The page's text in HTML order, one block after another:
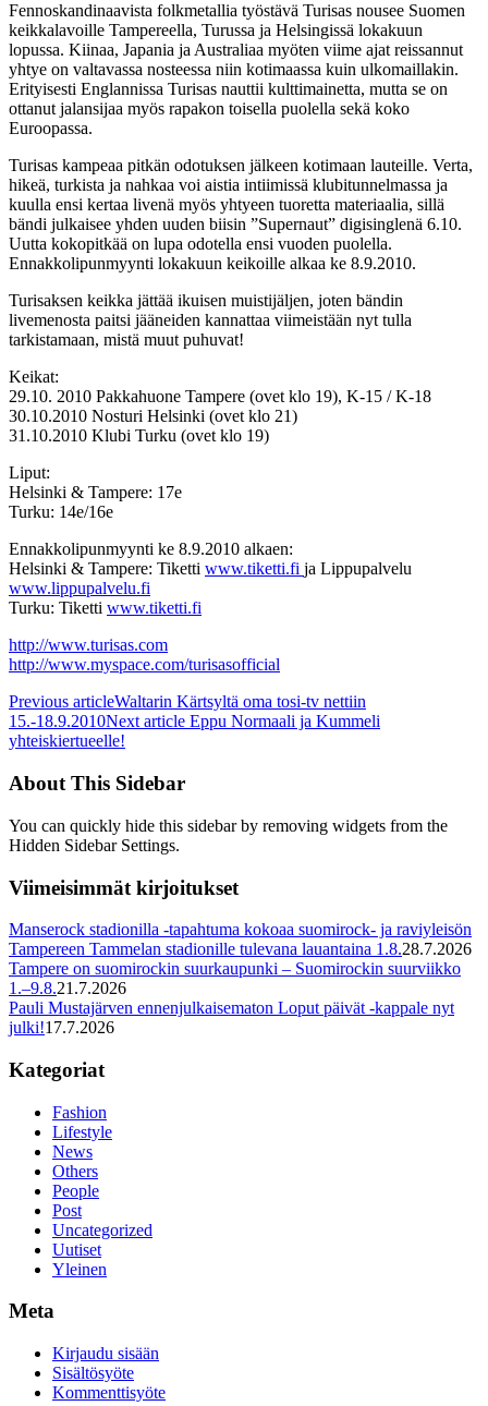
Fennoskandinaavista folkmetallia työstävä Turisas nousee Suomen
keikkalavoille Tampereella, Turussa ja Helsingissä lokakuun
lopussa. Kiinaa, Japania ja Australiaa myöten viime ajat reissannut
yhtye on valtavassa nosteessa niin kotimaassa kuin ulkomaillakin.
Erityisesti Englannissa Turisas nauttii kulttimainetta, mutta se on
ottanut jalansijaa myös rapakon toisella puolella sekä koko
Euroopassa.
Turisas kampeaa pitkän odotuksen jälkeen kotimaan lauteille. Verta,
hikeä, turkista ja nahkaa voi aistia intiimissä klubitunnelmassa ja
kuulla ensi kertaa livenä myös yhtyeen tuoretta materiaalia, sillä
bändi julkaisee yhden uuden biisin ”Supernaut” digisinglenä 6.10.
Uutta kokopitkää on lupa odotella ensi vuoden puolella.
Ennakkolipunmyynti lokakuun keikoille alkaa ke 8.9.2010.
Turisaksen keikka jättää ikuisen muistijäljen, joten bändin
livemenosta paitsi jääneiden kannattaa viimeistään nyt tulla
tarkistamaan, mistä muut puhuvat!
Keikat:
29.10. 2010 Pakkahuone Tampere (ovet klo 19), K-15 / K-18
30.10.2010 Nosturi Helsinki (ovet klo 21)
31.10.2010 Klubi Turku (ovet klo 19)
Liput:
Helsinki & Tampere: 17e
Turku: 14e/16e
Ennakkolipunmyynti ke 8.9.2010 alkaen:
Helsinki & Tampere: Tiketti www.tiketti.fi ja Lippupalvelu
www.lippupalvelu.fi
Turku: Tiketti www.tiketti.fi
http://www.turisas.com
http://www.myspace.com/turisasofficial
Previous articleWaltarin Kärtsyltä oma tosi-tv nettiin
15.-18.9.2010Next article Eppu Normaali ja Kummeli
yhteiskiertueelle!
About This Sidebar
You can quickly hide this sidebar by removing widgets from the
Hidden Sidebar Settings.
Viimeisimmät kirjoitukset
Manserock stadionilla -tapahtuma kokoaa suomirock- ja raviyleisön
Tampereen Tammelan stadionille tulevana lauantaina 1.8.28.7.2026
Tampere on suomirockin suurkaupunki – Suomirockin suurviikko
1.–9.8.21.7.2026
Pauli Mustajärven ennenjulkaisematon Loput päivät -kappale nyt
julki!17.7.2026
Kategoriat
Fashion
Lifestyle
News
Others
People
Post
Uncategorized
Uutiset
Yleinen
Meta
Kirjaudu sisään
Sisältösyöte
Kommenttisyöte